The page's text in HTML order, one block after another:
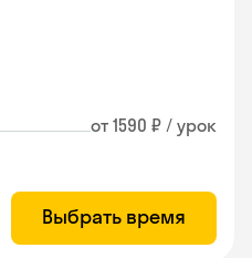
от 1590 ₽ / урок
Выбрать время